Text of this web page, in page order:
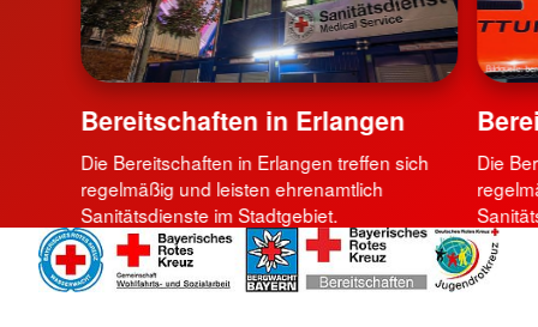
Bereitschaften in Erlangen
Die Bereitschaften in Erlangen treffen sich
regelmäßig und leisten ehrenamtlich
Sanitätsdienste im Stadtgebiet.
Die